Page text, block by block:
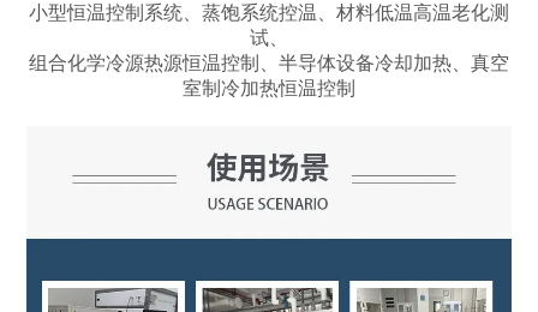
小型恒温控制系统、蒸饱系统控温、材料低温高温老化测
试、
组合化学冷源热源恒温控制、半导体设备冷却加热、真空
室制冷加热恒温控制